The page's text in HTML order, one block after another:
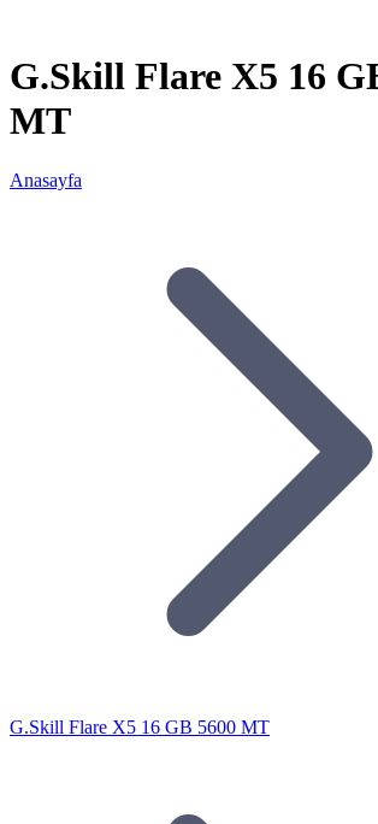
G.Skill Flare X5 16
MT
Anasayfa
G.Skill Flare X5 16 GB 5600 MT